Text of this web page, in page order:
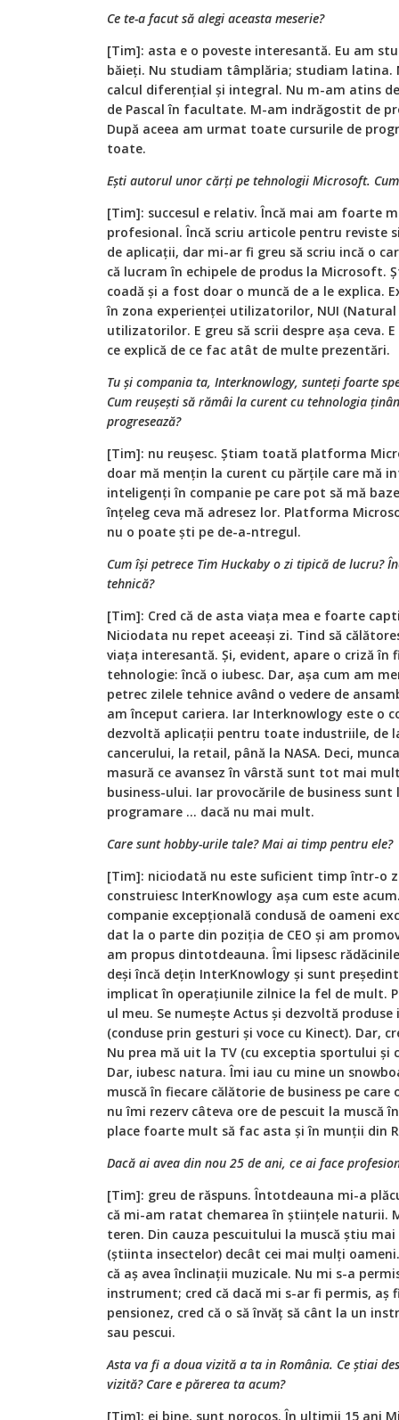
Ce te-a facut să alegi aceasta meserie?
[Tim]: asta e o poveste interesantă. Eu am
băieți. Nu studiam tâmplăria; studiam latina.
calcul diferențial și integral. Nu m-am atins
de Pascal în facultate. M-am indrăgostit de
După aceea am urmat toate cursurile de
toate.
Ești autorul unor cărți pe tehnologii Microsoft.
[Tim]: succesul e relativ. Încă mai am foarte
profesional. Încă scriu articole pentru reviste
de aplicații, dar mi-ar fi greu să scriu incă o
că lucram în echipele de produs la Microsoft.
coadă și a fost doar o muncă de a le explica.
în zona experienței utilizatorilor, NUI
utilizatorilor. E greu să scrii despre așa ceva.
ce explică de ce fac atât de multe prezentări.
Tu și compania ta, Interknowlogy, sunteți foarte
Cum reușești să rămâi la curent cu tehnologia
progresează?
[Tim]: nu reușesc. Știam toată platforma
doar mă mențin la curent cu părțile care mă
inteligenți în companie pe care pot să mă
înțeleg ceva mă adresez lor. Platforma
nu o poate ști pe de-a-ntregul.
Cum își petrece Tim Huckaby o zi tipică de lucru?
tehnică?
[Tim]: Cred că de asta viața mea e foarte
Niciodata nu repet aceeași zi. Tind să
viața interesantă. Și, evident, apare o criză în
tehnologie: încă o iubesc. Dar, așa cum am
petrec zilele tehnice având o vedere de
am început cariera. Iar Interknowlogy este o
dezvoltă aplicații pentru toate industriile, de
cancerului, la retail, până la NASA. Deci,
masură ce avansez în vârstă sunt tot mai
business-ului. Iar provocările de business sunt
programare ... dacă nu mai mult.
Care sunt hobby-urile tale? Mai ai timp pentru ele?
[Tim]: niciodată nu este suficient timp într-o
construiesc InterKnowlogy așa cum este
companie excepțională condusă de oameni
dat la o parte din poziția de CEO și am
am propus dintotdeauna. Îmi lipsesc
deși încă dețin InterKnowlogy și sunt
implicat în operațiunile zilnice la fel de mult.
ul meu. Se numește Actus și dezvoltă
(conduse prin gesturi și voce cu Kinect). Dar,
Nu prea mă uit la TV (cu exceptia sportului și
Dar, iubesc natura. Îmi iau cu mine un
muscă în fiecare călătorie de business pe
nu îmi rezerv câteva ore de pescuit la muscă
place foarte mult să fac asta și în munții din
Dacă ai avea din nou 25 de ani, ce ai face
[Tim]: greu de răspuns. Întotdeauna mi-a
că mi-am ratat chemarea în științele naturii.
teren. Din cauza pescuitului la muscă știu
(știinta insectelor) decât cei mai mulți
că aș avea înclinații muzicale. Nu mi s-a
instrument; cred că dacă mi s-ar fi permis, aș
pensionez, cred că o să învăț să cânt la un
sau pescui.
Asta va fi a doua vizită a ta in România. Ce știai
vizită? Care e părerea ta acum?
[Tim]: ei bine, sunt norocos. În ultimii 15 ani